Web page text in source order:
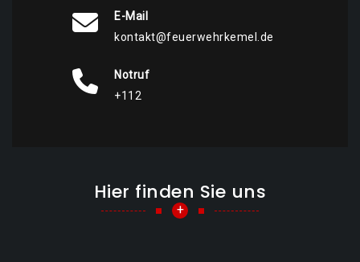
E-Mail
kontakt@feuerwehrkemel.de
Notruf
+112
Hier finden Sie uns
+